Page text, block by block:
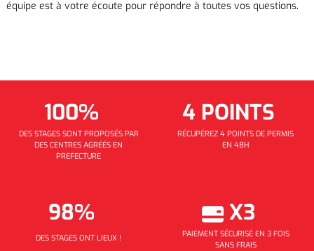
équipe est à votre écoute pour répondre à toutes vos questions.
100%
DES STAGES SONT PROPOSÉS PAR
DES CENTRES AGRÉÉS EN
PREFECTURE
4 POINTS
RÉCUPÉREZ 4 POINTS DE PERMIS
EN 48H
98%
DES STAGES ONT LIEUX !
X3
PAIEMENT SÉCURISÉ EN 3 FOIS
SANS FRAIS